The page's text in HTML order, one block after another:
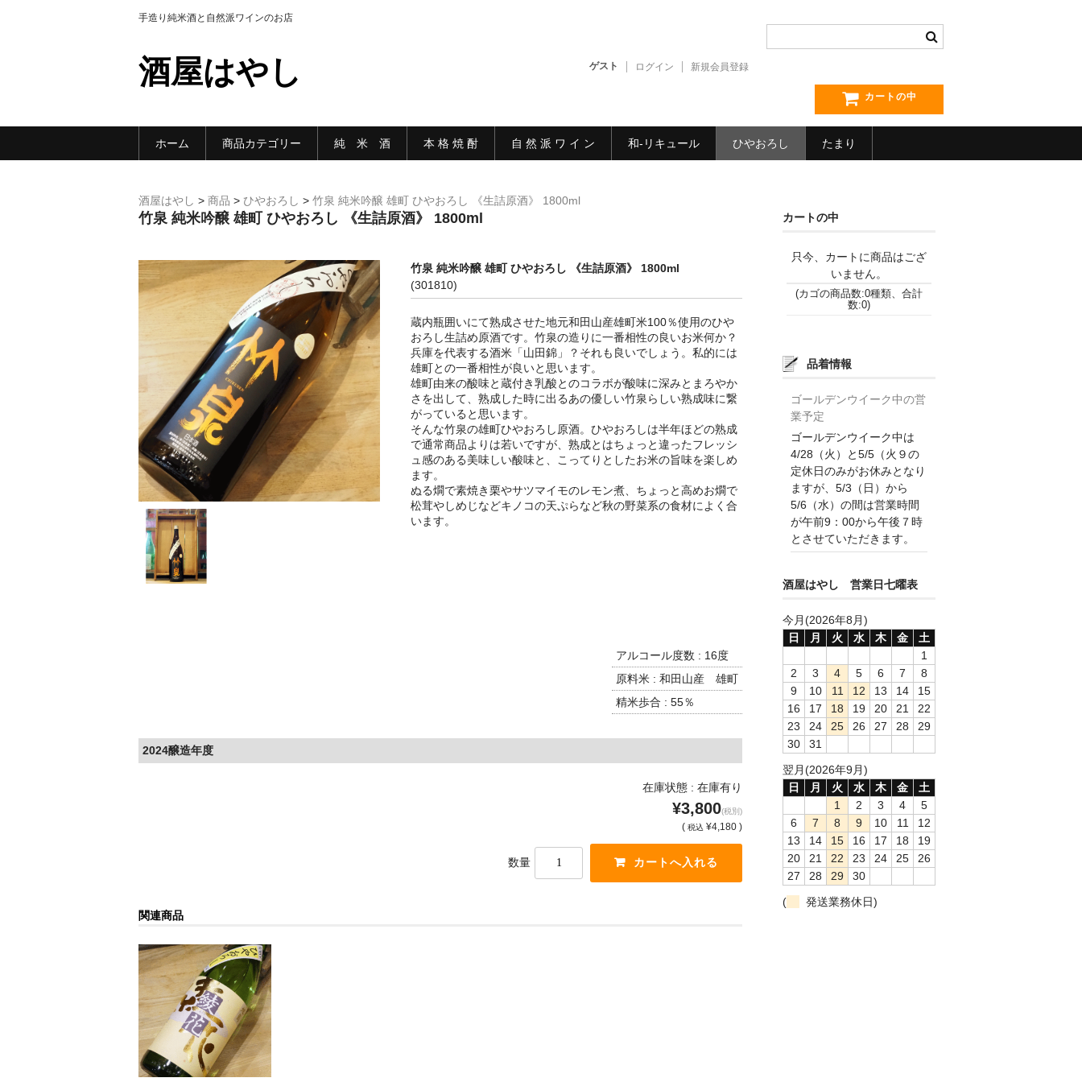
手造り純米酒と自然派ワインのお店
酒屋はやし ゲスト ログイン 新規会員登録
カートの中
ホーム 商品カテゴリー 純 米 酒 本 格 焼 酎 自 然 派 ワ イ ン 和-リキュール ひやおろし たまり
酒屋はやし > 商品 > ひやおろし > 竹泉 純米吟醸 雄町 ひやおろし 《生詰原酒》 1800ml
竹泉 純米吟醸 雄町 ひやおろし 《生詰原酒》 1800ml
竹泉 純米吟醸 雄町 ひやおろし 《生詰原酒》 1800ml
(301810)
蔵内瓶囲いにて熟成させた地元和田山産雄町米100％使用のひや
おろし生詰め原酒です。竹泉の造りに一番相性の良いお米何か？
兵庫を代表する酒米「山田錦」？それも良いでしょう。私的には
雄町との一番相性が良いと思います。
雄町由来の酸味と蔵付き乳酸とのコラボが酸味に深みとまろやか
さを出して、熟成した時に出るあの優しい竹泉らしい熟成味に繋
がっていると思います。
そんな竹泉の雄町ひやおろし原酒。ひやおろしは半年ほどの熟成
で通常商品よりは若いですが、熟成とはちょっと違ったフレッシ
ュ感のある美味しい酸味と、こってりとしたお米の旨味を楽しめ
ます。
ぬる燗で素焼き栗やサツマイモのレモン煮、ちょっと高めお燗で
松茸やしめじなどキノコの天ぷらなど秋の野菜系の食材によく合
います。
アルコール度数 : 16度
原料米 : 和田山産 雄町
精米歩合 : 55％
2024醸造年度
在庫状態 : 在庫有り
¥3,800(税別)
( 税込 ¥4,180 )
数量
関連商品
カートの中
只今、カートに商品はござ
いません。
(カゴの商品数:0種類、合計
数:0)
品着情報
ゴールデンウイーク中の営
業予定
ゴールデンウイーク中は
4/28（火）と5/5（火９の
定休日のみがお休みとなり
ますが、5/3（日）から
5/6（水）の間は営業時間
が午前9：00から午後７時
とさせていただきます。
酒屋はやし 営業日七曜表
今月(2026年8月)
日
月 火 水 木 金
土
1
2
3 4 5 6 7
8
9
10 11 12 13 14
15
16
17 18 19 20 21
22
23
24 25 26 27 28
29
30
31
翌月(2026年9月)
日
月 火 水 木 金
土
1
2 3 4
5
6
7 8 9 10 11
12
13
14 15 16 17 18
19
20
21 22 23 24 25
26
27
28 29
30
(
発送業務休日)